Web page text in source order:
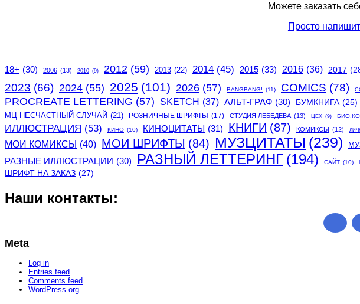
Можете заказать
Просто
18+ (30) 2006 (13) 2010 (9) 2012 (59) 2013 (22) 2014 (45) 2015 (33) 2016 (36) 2017
2023 (66) 2024 (55) 2025 (101) 2026 (57) BANGBANG! (11) COMICS (78)
PROCREATE LETTERING (57) SKETCH (37) АЛЬТ-ГРАФ (30) БУМКНИГА (25)
МЦ НЕСЧАСТНЫЙ СЛУЧАЙ (21) РОЗНИЧНЫЕ ШРИФТЫ (17) СТУДИЯ ЛЕБЕДЕВА (13) ЦЕХ (9)
ИЛЛЮСТРАЦИЯ (53) КИНО (10) КИНОЦИТАТЫ (31) КНИГИ (87) КОМИКСЫ (12)
МОИ КОМИКСЫ (40) МОИ ШРИФТЫ (84) МУЗЦИТАТЫ (239)
РАЗНЫЕ ИЛЛЮСТРАЦИИ (30) РАЗНЫЙ ЛЕТТЕРИНГ (194) САЙТ (10)
ШРИФТ НА ЗАКАЗ (27)
Наши контакты:
Meta
Log in
Entries feed
Comments feed
WordPress.org